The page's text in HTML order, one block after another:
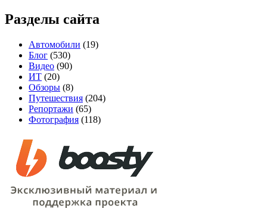
Разделы сайта
Автомобили (19)
Блог (530)
Видео (90)
ИТ (20)
Обзоры (8)
Путешествия (204)
Репортажи (65)
Фотография (118)